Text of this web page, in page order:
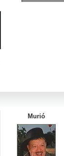
Murió